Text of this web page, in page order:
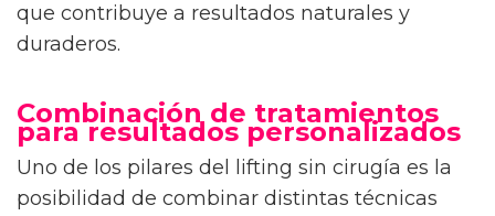
que contribuye a resultados naturales y
duraderos.
Combinación de tratamientos
para resultados personalizados
Uno de los pilares del lifting sin cirugía es la
posibilidad de combinar distintas técnicas